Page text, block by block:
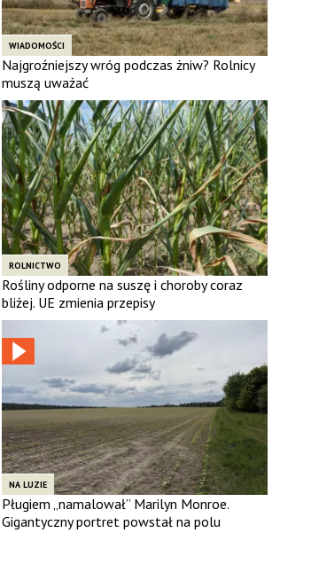
WIADOMOŚCI
Najgroźniejszy wróg podczas żniw? Rolnicy
muszą uważać
ROLNICTWO
Rośliny odporne na suszę i choroby coraz
bliżej. UE zmienia przepisy
NA LUZIE
Pługiem „namalował” Marilyn Monroe.
Gigantyczny portret powstał na polu